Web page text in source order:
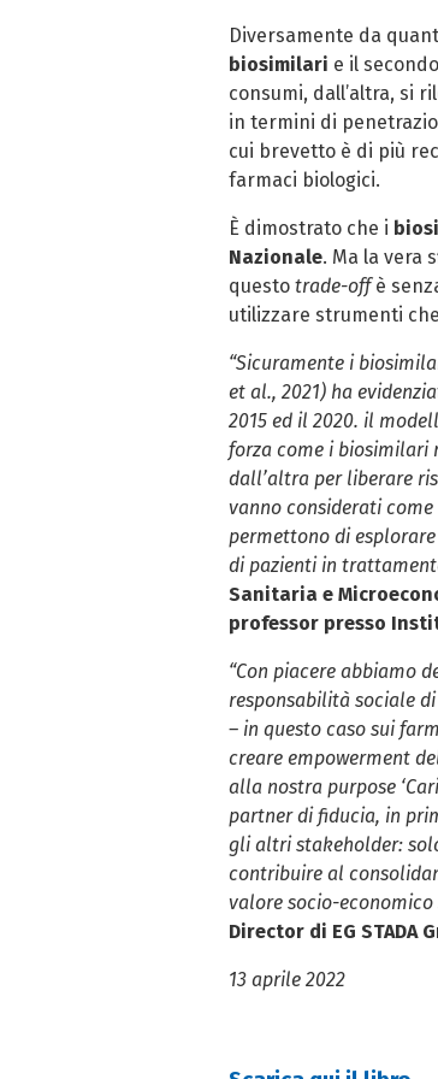
Diversamente da
biosimilari e il
consumi, dall’altra, si
in termini di
cui brevetto è di più
farmaci biologici.
È dimostrato che i
Nazionale. Ma la vera
questo trade-offè
utilizzare strumenti
“Sicuramente i
et al., 2021) ha
2015 ed il 2020. il
forza come i biosimilari
dall’altra per liberare
vanno considerati
permettono di
di pazienti in
Sanitaria e
professor presso
“Con piacere abbiamo
responsabilità sociale
– in questo caso sui
creare empowerment
alla nostra purpose
partner di fiducia, in
gli altri stakeholder:
contribuire al
valore socio-
Director di EG STADA
13 aprile 2022